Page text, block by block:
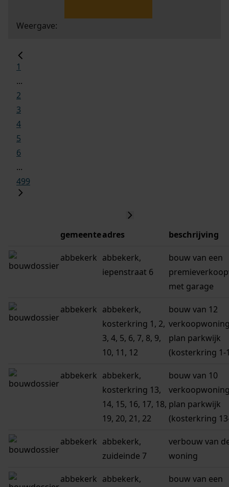
Weergave:
1
...
2
3
4
5
6
...
499
gemeenteadres beschrijving
abbekerk abbekerk,
iepenstraat 6
bouw van een
met garage
abbekerk abbekerk,
kosterkring 1, 2,
3, 4, 5, 6, 7, 8, 9,
10, 11, 12
bouw van 12
plan parkwijk
(kosterkring 1-
abbekerk abbekerk,
kosterkring 13,
14, 15, 16, 17, 18,
19, 20, 21, 22
bouw van 10
plan parkwijk
(kosterkring
abbekerk abbekerk,
zuideinde 7
verbouw van
woning
abbekerk abbekerk,
bouw van een